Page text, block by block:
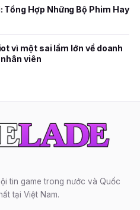
Tổng Hợp Những Bộ Phim Hay
vì một sai lầm lớn về doanh
viên
tin game trong nước và Quốc
tại Việt Nam.